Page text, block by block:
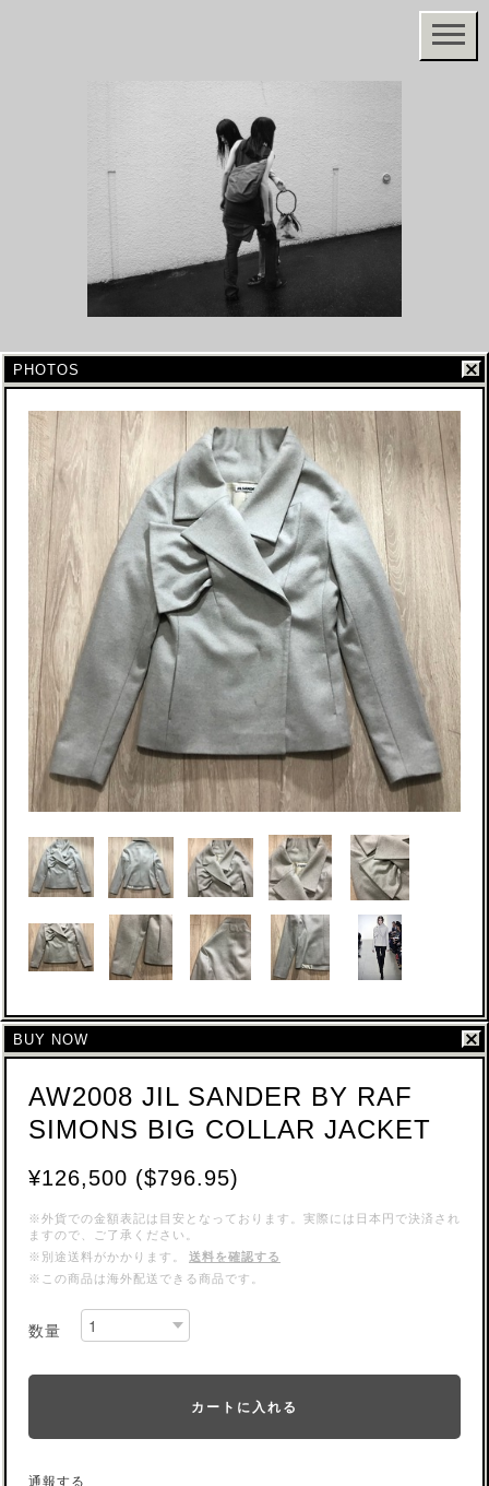
PHOTOS
BUY NOW
AW2008 JIL SANDER BY RAF
SIMONS BIG COLLAR JACKET
¥126,500 ($796.95)
※外貨での金額表記は目安となっております。実際には日本円で決済され
ますので、ご了承ください。
※別途送料がかかります。
送料を確認する
※この商品は海外配送できる商品です。
数量
カートに入れる
通報する